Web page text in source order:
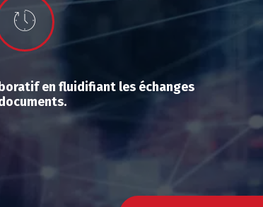
en fluidifiant les échanges